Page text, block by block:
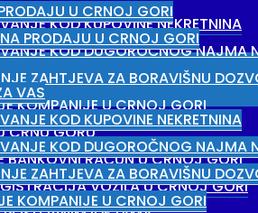
KOD KUPOVINE NEKRETNINA
KOD DUGOROČNOG NAJMA
ZAHTJEVA ZA BORAVIŠNU
KOMPANIJE U CRNOJ GORI
CRNU GORU
BANKOVNI RAČUN U CRNOJ GORI
VOZILA U CRNOJ GORI
U CRNOJ GORI
PRODAJU U CRNOJ GORI
VAS
KOD KUPOVINE NEKRETNINA
KOD DUGOROČNOG NAJMA
ZAHTJEVA ZA BORAVIŠNU
KOMPANIJE U CRNOJ GORI